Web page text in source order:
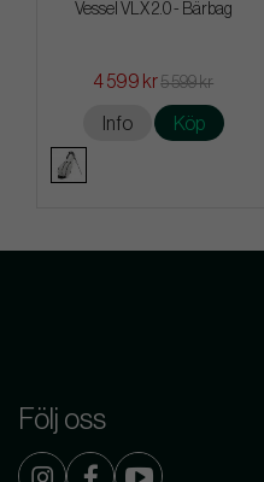
Vessel VLX 2.0 - Bärbag
4 599 kr5 599 kr
Info Köp
Följ oss